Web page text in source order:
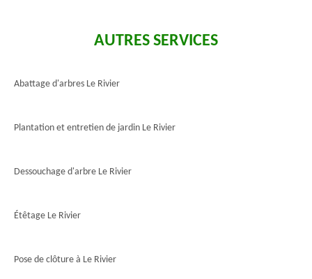
AUTRES SERVICES
Abattage d'arbres Le Rivier
Plantation et entretien de jardin Le Rivier
Dessouchage d'arbre Le Rivier
Étêtage Le Rivier
Pose de clôture à Le Rivier